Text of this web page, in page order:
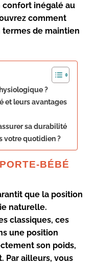
confort inégalé au
comment
termes de maintien
?
et leurs avantages
sa durabilité
votre quotidien ?
BÉBÉ
que la position
naturelle.
classiques, ces
une position
son poids,
. Par ailleurs, vous